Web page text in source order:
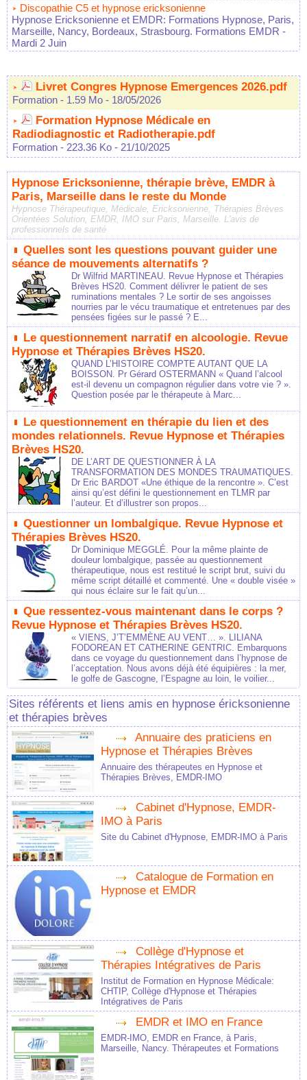
Discopathie C5 et hypnose ericksonienne
Hypnose Ericksonienne et EMDR: Formations Hypnose, Paris,
Marseille, Nancy, Bordeaux, Strasbourg. Formations EMDR -
Mardi 2 Juin
Livret Congres Hypnose Emergences 2026.pdf
Formation - 1.59 Mo - 18/05/2026
Formation Hypnose Médicale en
Radiodiagnostic et Radiotherapie.pdf
Formation - 223.36 Ko - 21/10/2025
Hypnose Ericksonienne, thérapie brève, EMDR à
Paris, Marseille dans le reste du Monde
Hypnose Thérapeutique, Médicale, Ericksonienne, Thérapies Brèves
Orientées Solution, EMDR, IMO sur Paris, Marseille. L'avis de
professionnels de santé
Quelles sont les questions pouvant guider une
séance de mouvements alternatifs ?
Dr Wilfrid MARTINEAU. Revue Hypnose et Thérapies
Brèves HS20. Comment délivrer le patient de ses
ruminations mentales ? Le sortir de ses angoisses
nourries par le vécu traumatique et entretenues par des
pensées figées sur le passé ? E...
Le questionnement narratif en alcoologie. Revue
Hypnose et Thérapies Brèves HS20.
QUAND L’HISTOIRE COMPTE AUTANT QUE LA
BOISSON. Pr Gérard OSTERMANN « Quand l’alcool
est-il devenu un compagnon régulier dans votre vie ? ».
Question posée par le thérapeute à Marc...
Le questionnement en thérapie du lien et des
mondes relationnels. Revue Hypnose et Thérapies
Brèves HS20.
DE L’ART DE QUESTIONNER À LA
TRANSFORMATION DES MONDES TRAUMATIQUES.
Dr Eric BARDOT «Une éthique de la rencontre ». C’est
ainsi qu’est défini le questionnement en TLMR par
l’auteur. Et d’illustrer son propos...
Questionner un lombalgique. Revue Hypnose et
Thérapies Brèves HS20.
Dr Dominique MEGGLÉ. Pour la même plainte de
douleur lombalgique, passée au questionnement
thérapeutique, nous est restitué le script brut, suivi du
même script détaillé et commenté. Une « double visée »
qui nous éclaire sur le fait qu’un...
Que ressentez-vous maintenant dans le corps ?
Revue Hypnose et Thérapies Brèves HS20.
« VIENS, J’T’EMMÈNE AU VENT… ». LILIANA
FODOREAN ET CATHERINE GENTRIC. Embarquons
dans ce voyage du questionnement dans l’hypnose de
l’acceptation. Nous avons déjà été équipières : la mer,
le golfe de Gascogne, l’Espagne au loin, le voilier...
Sites référents et liens amis en hypnose éricksonienne
et thérapies brèves
Annuaire des praticiens en
Hypnose et Thérapies Brèves
Annuaire des thérapeutes en Hypnose et
Thérapies Brèves, EMDR-IMO
Cabinet d'Hypnose, EMDR-
IMO à Paris
Site du Cabinet d'Hypnose, EMDR-IMO à Paris
Catalogue de Formation en
Hypnose et EMDR
Collège d'Hypnose et
Thérapies Intégratives de Paris
Institut de Formation en Hypnose Médicale:
CHTIP, Collège d'Hypnose et Thérapies
Intégratives de Paris
EMDR et IMO en France
EMDR-IMO, EMDR en France, à Paris,
Marseille, Nancy. Thérapeutes et Formations